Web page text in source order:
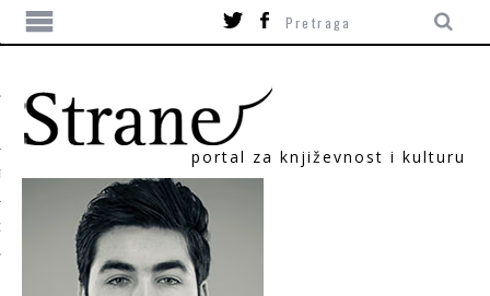
portal za književnost i kulturu